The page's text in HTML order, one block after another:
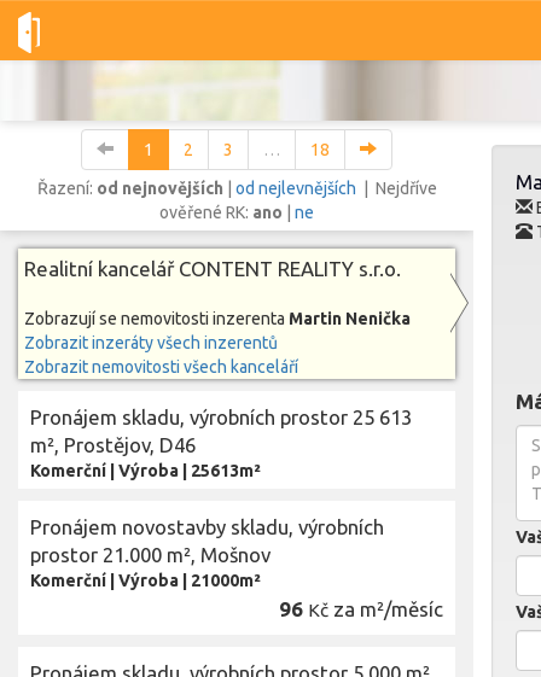
Dobré-nemovitosti.cz CONTENT REALITY s.r.o. Martin
Vše Byty
Lokalita
Lokalita
Lokalita
1 2 3 …
18
Řazení: od nejnovějších od nejlevnějších | Nejdříve
ověřené RK: ano ne
Realitní kancelář CONTENT REALITY s.r.o.
Zobrazují se nemovitosti inzerenta Martin Nenička
Zobrazit inzeráty všech inzerentů
Zobrazit nemovitosti všech kanceláří
Pronájem skladu, výrobních prostor 25 613
m², Prostějov, D46
Komerční Výroba 25613m²
Pronájem novostavby skladu, výrobních
prostor 21.000 m², Mošnov
Komerční Výroba 21000m²
96 Kč za m²/měsíc